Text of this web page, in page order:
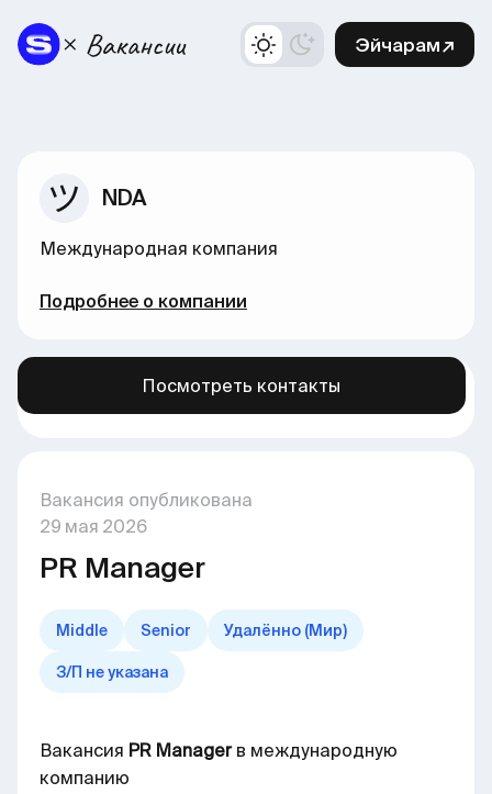
Эйчарам↗
Вакансия опубликована
29 мая 2026
PR Manager
Middle Senior Удалённо (Мир)
З/П не указана
Вакансия PR Managerв международную
компанию
NDA
Международная компания
Подробнее о компании
Посмотреть контакты
Больше вакансий в нашем канале →